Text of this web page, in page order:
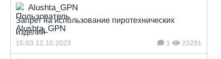
Alushta_GPN
Запрет на использование пиротехнических
изделий
15:03 12.10.2023 1 23291